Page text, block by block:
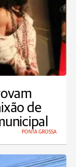
de
PONTA GROSSA